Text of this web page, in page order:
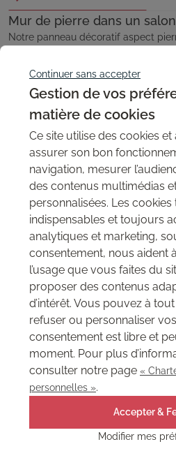
Mur de pierre dans un
Notre panneau décoratif aspect
dans certains aménagements
Cette ancienne scierie s'est refait
panneaux décoratifs. Ce gîte est un
Continuer sans accepter
Gestion de vos
matière de cookies
Ce site utilise des cookies
assurer son bon
navigation, mesurer
des contenus multimédias
personnalisées. Les
indispensables et toujours
analytiques et marketing,
consentement, nous aident
l’usage que vous faites du
proposer des contenus
d’intérêt. Vous pouvez à
refuser ou personnaliser
consentement est libre et
moment. Pour plus
consulter notre page «
personnelles ».
Accepter &
Modifier mes